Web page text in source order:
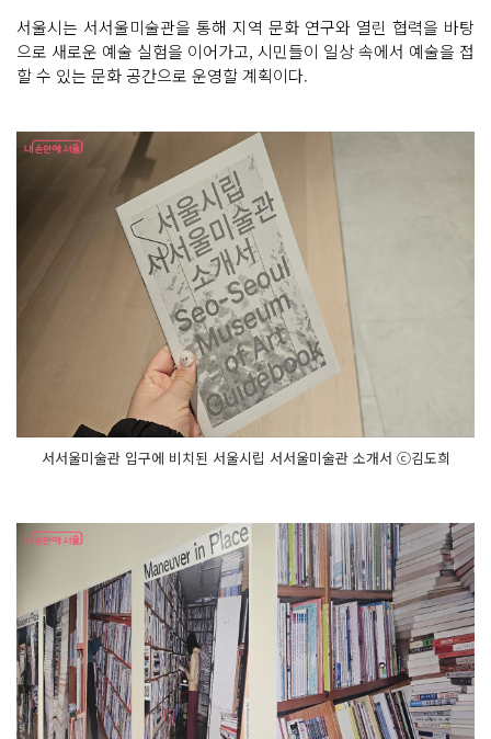
서울시는 서서울미술관을 통해 지역 문화 연구와 열린 협력을 바탕
으로 새로운 예술 실험을 이어가고, 시민들이 일상 속에서 예술을 접
할 수 있는 문화 공간으로 운영할 계획이다.
서서울미술관 입구에 비치된 서울시립 서서울미술관 소개서 ⓒ김도희